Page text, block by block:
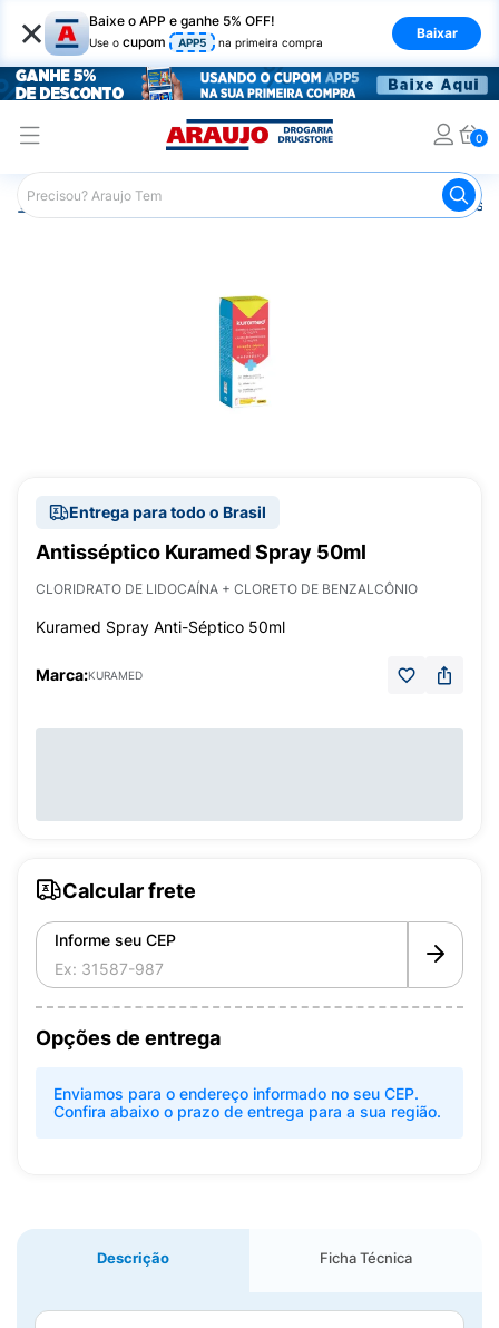
× Baixe o APP e ganhe 5% OFF!
Use o cupom APP5 na primeira compra
Baixar
0
Araujo Saúde e Bem Estar
Entrega para todo o Brasil
Antisséptico Kuramed Spray 50ml
CLORIDRATO DE LIDOCAÍNA + CLORETO DE BENZALCÔNIO
Kuramed Spray Anti-Séptico 50ml
Marca:KURAMED
Calcular frete
Informe seu CEP
Opções de entrega
Enviamos para o endereço informado no seu CEP.
Confira abaixo o prazo de entrega para a sua região.
Descrição Ficha Técnica